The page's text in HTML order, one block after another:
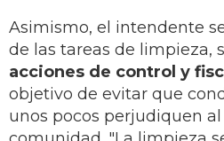
Asimismo, el intendente
de las tareas de limpieza,
acciones de control y
objetivo de evitar que
unos pocos perjudiquen